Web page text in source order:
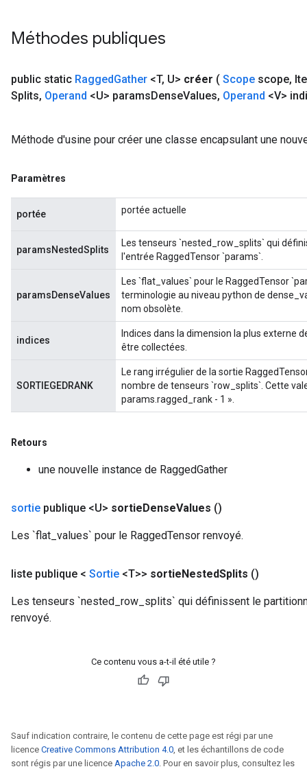
Méthodes publiques
public static RaggedGather <T, U> créer ( Scope scope,
Splits, Operand <U> paramsDenseValues, Operand <V>
Méthode d'usine pour créer une classe encapsulant une
Paramètres
portée portée actuelle
paramsNestedSplits
Les tenseurs `nested_row_splits` qui
l'entrée RaggedTensor `params`.
paramsDenseValues
Les `flat_values` pour le RaggedTensor
terminologie au niveau python de
nom obsolète.
indices
Indices dans la dimension la plus externe
être collectées.
SORTIEGEDRANK
Le rang irrégulier de la sortie
nombre de tenseurs `row_splits`. Cette
params.ragged_rank - 1 ».
Retours
une nouvelle instance de RaggedGather
sortie publique <U> sortieDenseValues ​​()
Les `flat_values` pour le RaggedTensor renvoyé.
liste publique < Sortie <T>> sortieNestedSplits ()
Les tenseurs `nested_row_splits` qui définissent le
renvoyé.
Ce contenu vous a-t-il été utile ?
Sauf indication contraire, le contenu de cette page est régi par une
licence Creative Commons Attribution 4.0, et les échantillons de code
sont régis par une licence Apache 2.0. Pour en savoir plus, consultez les